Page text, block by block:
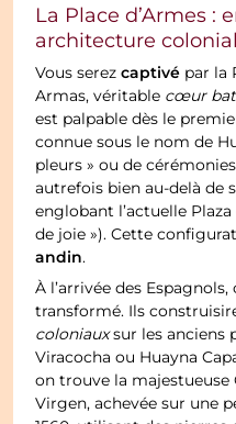
La Place d’Armes :
architecture
Vous serezcaptivé par la
Armas, véritable cœur
est palpable dès le
connue sous le nom de
pleurs » ou de
autrefois bien au-delà de
englobant l’actuelle
de joie »). Cette
andin.
À l’arrivée des
transformé. Ils
coloniauxsur les anciens
Viracocha ou Huayna
on trouve la majestueuse
Virgen, achevée sur une